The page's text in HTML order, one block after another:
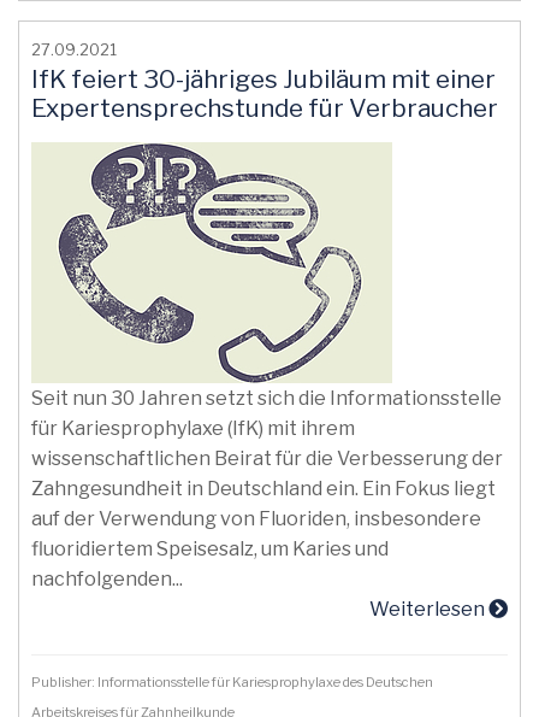
27.09.2021
IfK feiert 30-jähriges Jubiläum mit einer
Expertensprechstunde für Verbraucher
Seit nun 30 Jahren setzt sich die Informationsstelle
für Kariesprophylaxe (IfK) mit ihrem
wissenschaftlichen Beirat für die Verbesserung der
Zahngesundheit in Deutschland ein. Ein Fokus liegt
auf der Verwendung von Fluoriden, insbesondere
fluoridiertem Speisesalz, um Karies und
nachfolgenden...
Weiterlesen
Publisher: Informationsstelle für Kariesprophylaxe des Deutschen
Arbeitskreises für Zahnheilkunde